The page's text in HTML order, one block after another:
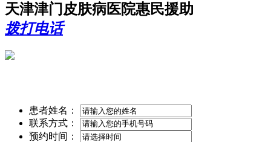
天津津门皮肤病医院惠民援助
拨打电话
患者姓名：
联系方式：
预约时间：